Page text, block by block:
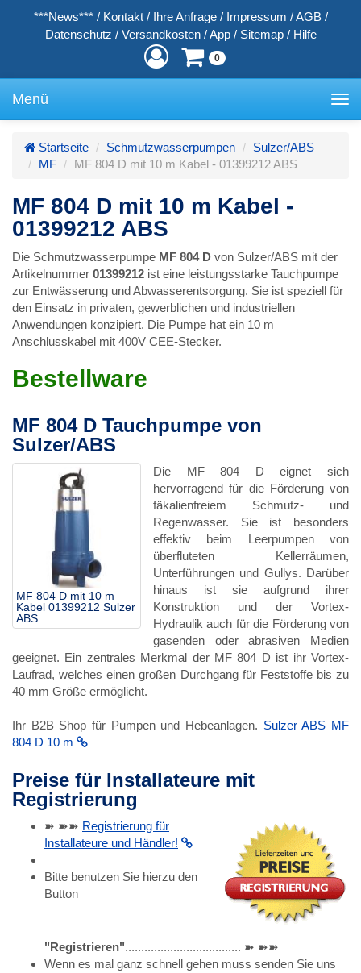
***News*** / Kontakt / Ihre Anfrage / Impressum / AGB /
Datenschutz / Versandkosten / App / Sitemap / Hilfe
0
Menü
Startseite Schmutzwasserpumpen
Sulzer/ABS
MF
MF 804 D mit 10 m Kabel - 01399212 ABS
MF 804 D mit 10 m Kabel -
01399212 ABS
Die Schmutzwasserpumpe MF 804 D von Sulzer/ABS mit der
Artikelnummer 01399212 ist eine leistungsstarke Tauchpumpe
zur Entwässerung und Abwasserentsorgung. Sie ist speziell für
den Einsatz in privaten, gewerblichen und industriellen
Anwendungen konzipiert. Die Pumpe hat ein 10 m
Anschlusskabel mit 400V CEE-Stecker.
Bestellware
MF 804 D Tauchpumpe von
Sulzer/ABS
MF 804 D mit 10 m
Kabel 01399212 Sulzer
ABS
Die MF 804 D eignet sich
hervorragend für die Förderung von
fäkalienfreiem Schmutz- und
Regenwasser. Sie ist besonders
effektiv beim Leerpumpen von
überfluteten Kellerräumen,
Unterführungen und Gullys. Darüber
hinaus ist sie aufgrund ihrer
Konstruktion und der Vortex-
Hydraulik auch für die Förderung von
gasenden oder abrasiven Medien
geeignet. Ein zentrales Merkmal der MF 804 D ist ihr Vortex-
Laufrad, welches einen großen Durchgang für Feststoffe bis zu
40 mm Größe ermöglicht.
Ihr B2B Shop für Pumpen und Hebeanlagen. Sulzer ABS MF
804 D 10 m
Preise für Installateure mit
Registrierung
➽ ➽➽ Registrierung für
Installateure und Händler!
Bitte benutzen Sie hierzu den
Button
"Registrieren".................................... ➽ ➽➽
Wenn es mal ganz schnell gehen muss senden Sie uns